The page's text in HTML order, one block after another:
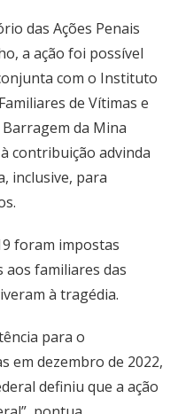
das Ações Penais
a ação foi possível
com o Instituto
de Vítimas e
da Mina
contribuição advinda
inclusive, para
foram impostas
aos familiares das
à tragédia.
para o
em dezembro de 2022,
definiu que a ação